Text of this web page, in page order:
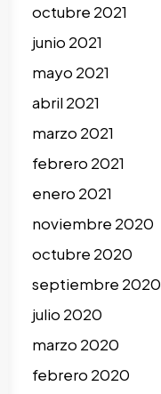
octubre 2021
junio 2021
mayo 2021
abril 2021
marzo 2021
febrero 2021
enero 2021
noviembre 2020
octubre 2020
septiembre 2020
julio 2020
marzo 2020
febrero 2020